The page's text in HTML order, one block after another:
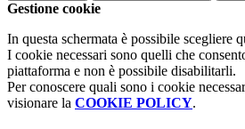
Gestione cookie
In questa schermata è possibile scegliere
I cookie necessari sono quelli che
piattaforma e non è possibile disabilitarli.
Per conoscere quali sono i cookie
visionare la COOKIE POLICY.